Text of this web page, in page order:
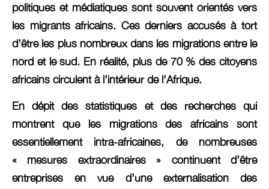
politiques et médiatiques sont souvent orientés vers
les migrants africains. Ces derniers accusés à tort
d’être les plus nombreux dans les migrations entre le
nord et le sud. En réalité, plus de 70 % des citoyens
africains circulent à l’intérieur de l’Afrique.
En dépit des statistiques et des recherches qui
montrent que les migrations des africains sont
essentiellement intra-africaines, de nombreuses
« mesures extraordinaires » continuent d’être
entreprises en vue d’une externalisation des